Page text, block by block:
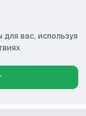
вас, используя